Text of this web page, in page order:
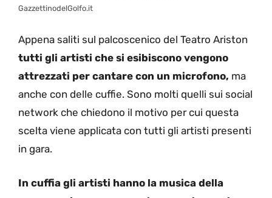
GazzettinodelGolfo.it
Appena saliti sul palcoscenico del Teatro Ariston
tutti gli artisti che si esibiscono vengono
attrezzati per cantare con un microfono, ma
anche con delle cuffie. Sono molti quelli sui social
network che chiedono il motivo per cui questa
scelta viene applicata con tutti gli artisti presenti
in gara.
In cuffia gli artisti hanno la musica della